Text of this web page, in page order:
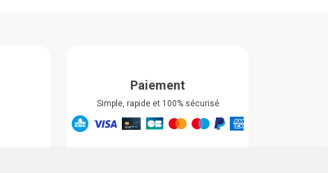
Paiement
Simple, rapide et 100% sécurisé